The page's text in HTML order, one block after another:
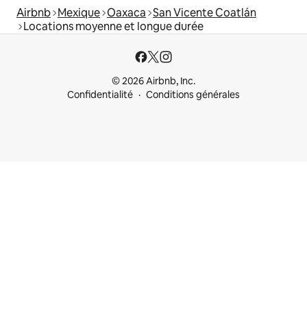
Airbnb Mexique Oaxaca San Vicente Coatlán
Locations moyenne et longue durée
© 2026 Airbnb, Inc.
Confidentialité
Conditions générales